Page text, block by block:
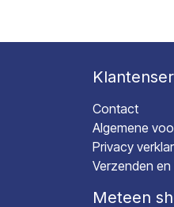
Contact
Algemene
Privacy
Verzenden
Meteen